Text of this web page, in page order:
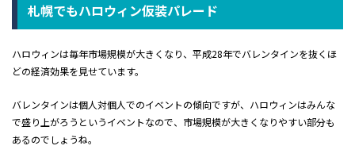
札幌でもハロウィン仮装パレード
ハロウィンは毎年市場規模が大きくなり、平成28年でバレンタインを抜くほ
どの経済効果を見せています。
バレンタインは個人対個人でのイベントの傾向ですが、ハロウィンはみんな
で盛り上がろうというイベントなので、市場規模が大きくなりやすい部分も
あるのでしょうね。